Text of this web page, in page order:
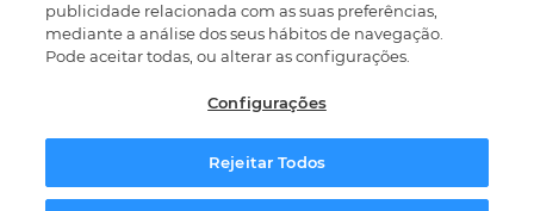
publicidade relacionada com as suas preferências,
mediante a análise dos seus hábitos de navegação.
Pode aceitar todas, ou alterar as configurações.
Configurações
Rejeitar Todos